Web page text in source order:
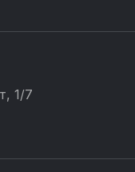
1/7